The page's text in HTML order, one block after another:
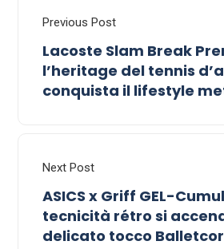
Previous Post
Lacoste Slam Break
l’heritage del tennis
conquista il lifestyle
Next Post
ASICS x Griff GEL-
tecnicità rétro si
delicato tocco